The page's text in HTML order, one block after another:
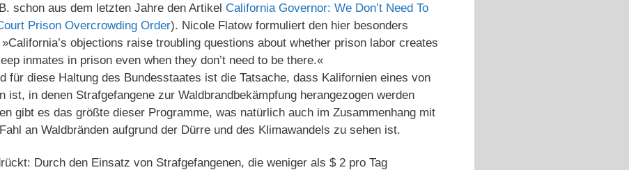
schon aus dem letzten Jahre den Artikel California Governor: We Don’t Need To
Prison Overcrowding Order). Nicole Flatow formuliert den hier besonders
objections raise troubling questions about whether prison labor creates
inmates in prison even when they don’t need to be there.«
für diese Haltung des Bundesstaates ist die Tatsache, dass Kalifornien eines von
ist, in denen Strafgefangene zur Waldbrandbekämpfung herangezogen werden
gibt es das größte dieser Programme, was natürlich auch im Zusammenhang mit
an Waldbränden aufgrund der Dürre und des Klimawandels zu sehen ist.
Durch den Einsatz von Strafgefangenen, die weniger als $ 2 pro Tag